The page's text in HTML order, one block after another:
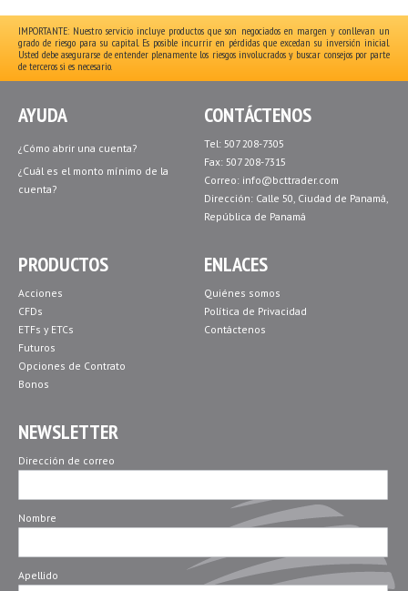
IMPORTANTE: Nuestro servicio incluye productos que son negociados en margen y conllevan un
grado de riesgo para su capital. Es posible incurrir en pérdidas que excedan su inversión inicial.
Usted debe asegurarse de entender plenamente los riesgos involucrados y buscar consejos por parte
de terceros si es necesario.
AYUDA
¿Cómo abrir una cuenta?
¿Cuál es el monto mínimo de la
cuenta?
CONTÁCTENOS
Tel: 507 208-7305
Fax: 507 208-7315
Correo: info@bcttrader.com
Dirección: Calle 50, Ciudad de Panamá,
República de Panamá
PRODUCTOS
Acciones
CFDs
ETFs y ETCs
Futuros
Opciones de Contrato
Bonos
ENLACES
Quiénes somos
Política de Privacidad
Contáctenos
NEWSLETTER
Dirección de correo
Nombre
Apellido